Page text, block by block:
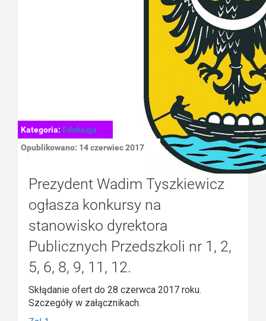
Kategoria: Edukacja
Opublikowano: 14 czerwiec 2017
Prezydent Wadim Tyszkiewicz
ogłasza konkursy na
stanowisko dyrektora
Publicznych Przedszkoli nr 1, 2,
5, 6, 8, 9, 11, 12.
Skłądanie ofert do 28 czerwca 2017 roku.
Szczegóły w załącznikach.